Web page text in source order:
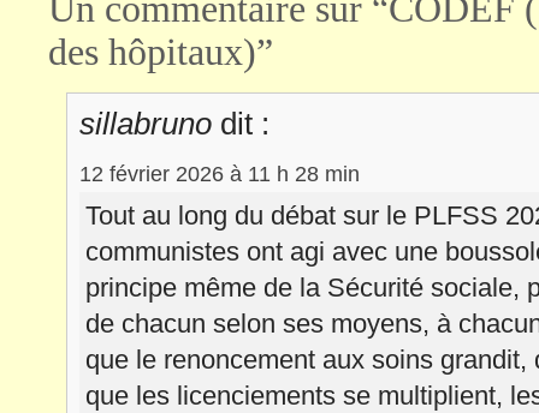
Un commentaire sur “CODEF
des hôpitaux)”
sillabruno dit :
12 février 2026 à 11 h 28 min
Tout au long du débat sur le PLFSS
communistes ont agi avec une
principe même de la Sécurité sociale,
de chacun selon ses moyens, à
que le renoncement aux soins
que les licenciements se multiplient,